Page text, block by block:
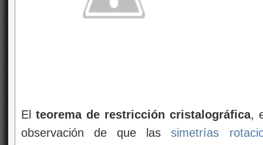
Elteorema de restricción cristalográfica,
observación de que lassimetrías